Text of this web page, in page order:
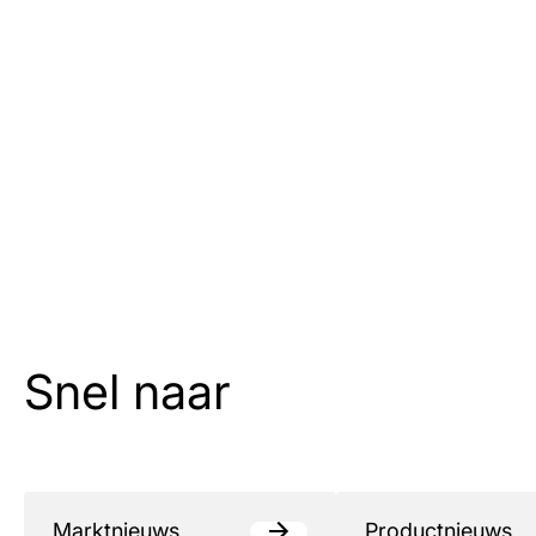
Snel naar
Marktnieuws Productnieuws